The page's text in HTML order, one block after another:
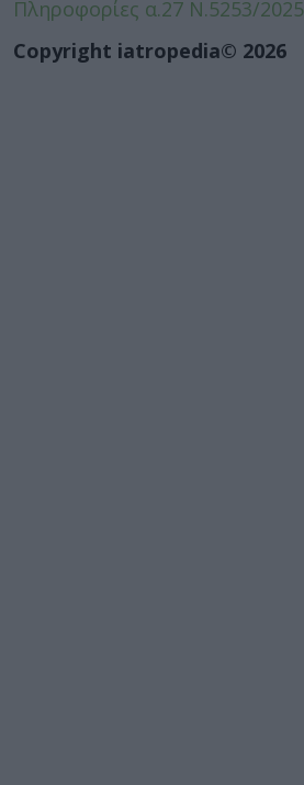
Πληροφορίες α.27 Ν.5253/2025
Copyright iatropedia© 2026